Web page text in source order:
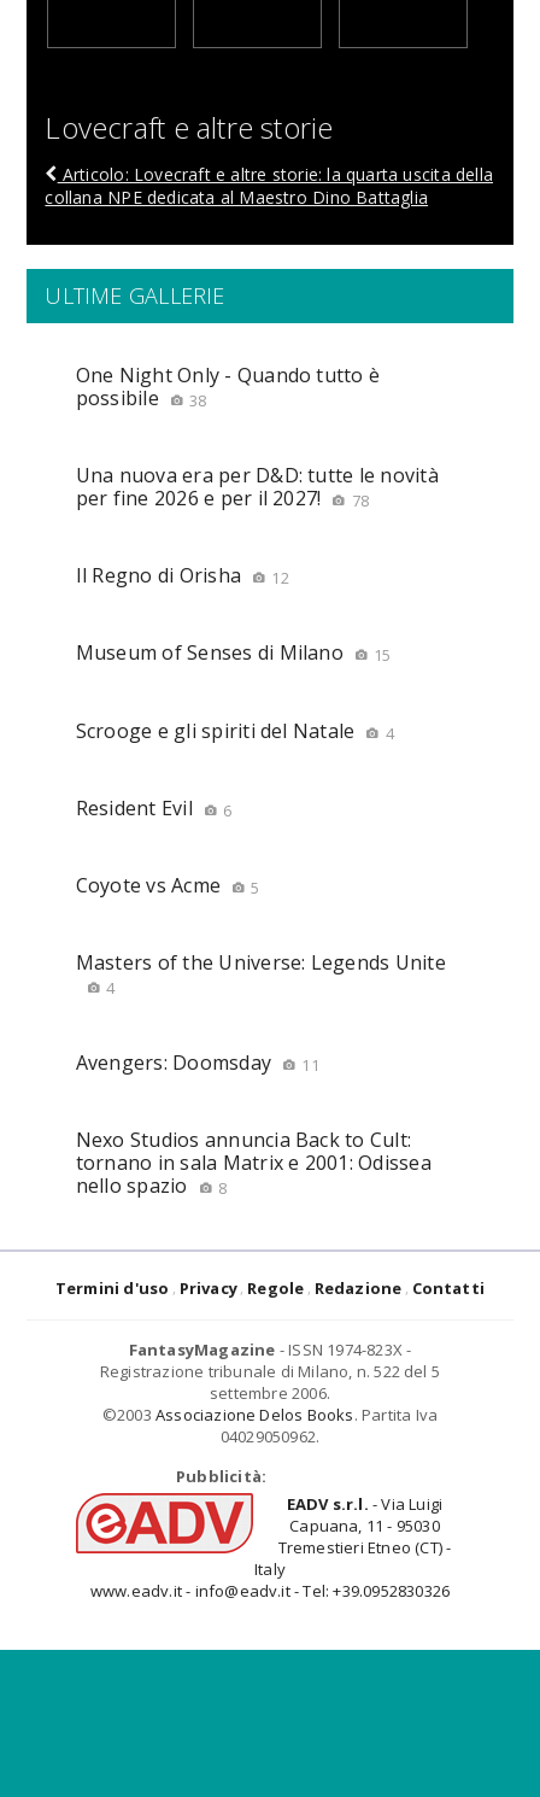
Lovecraft e altre storie
Articolo: Lovecraft e altre storie: la quarta uscita della
collana NPE dedicata al Maestro Dino Battaglia
ULTIME GALLERIE
One Night Only - Quando tutto è
possibile
38
Una nuova era per D&D: tutte le novità
per fine 2026 e per il 2027!
78
Il Regno di Orisha 12
Museum of Senses di Milano 15
Scrooge e gli spiriti del Natale 4
Resident Evil 6
Coyote vs Acme 5
Masters of the Universe: Legends Unite
4
Avengers: Doomsday 11
Nexo Studios annuncia Back to Cult:
tornano in sala Matrix e 2001: Odissea
nello spazio
8
Termini d'uso Privacy Regole Redazione Contatti
FantasyMagazine - ISSN 1974-823X -
Registrazione tribunale di Milano, n. 522 del 5
settembre 2006.
©2003 Associazione Delos Books. Partita Iva
04029050962.
Pubblicità:
EADV s.r.l. - Via Luigi
Capuana, 11 - 95030
Tremestieri Etneo (CT) -
Italy
www.eadv.it - info@eadv.it - Tel: +39.0952830326